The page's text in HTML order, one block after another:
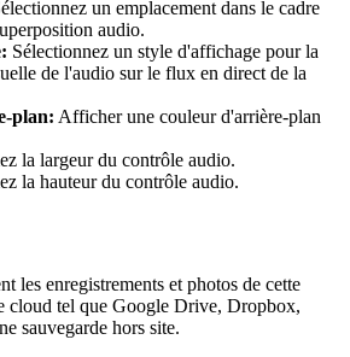
un emplacement dans le cadre
audio.
Sélectionnez un style d'affichage pour la
de l'audio sur le flux en direct de la
plan: Afficher une couleur d'arrière-plan
la largeur du contrôle audio.
la hauteur du contrôle audio.
les enregistrements et photos de cette
cloud tel que Google Drive, Dropbox,
sauvegarde hors site.